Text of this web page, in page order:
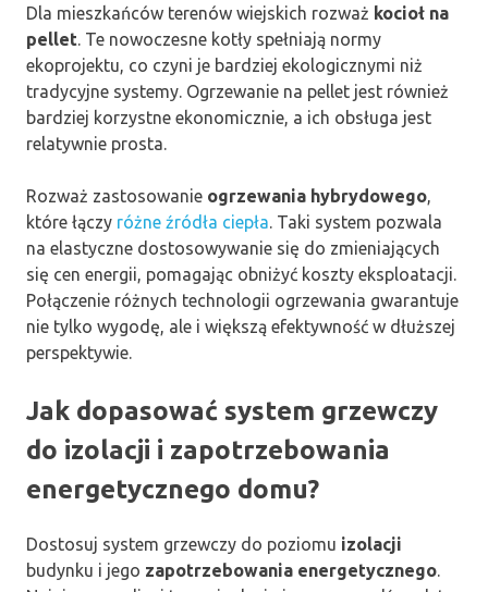
Dla mieszkańców terenów wiejskich rozważ kocioł na
pellet . Te nowoczesne kotły spełniają normy
ekoprojektu, co czyni je bardziej ekologicznymi niż
tradycyjne systemy. Ogrzewanie na pellet jest również
bardziej korzystne ekonomicznie, a ich obsługa jest
relatywnie prosta.
Rozważ zastosowanie ogrzewania hybrydowego
które łączy różne źródła ciepła . Taki system pozwala
na elastyczne dostosowywanie się do zmieniających
się cen energii, pomagając obniżyć koszty eksploatacji.
Połączenie różnych technologii ogrzewania gwarantuje
nie tylko wygodę, ale i większą efektywność w dłuższej
perspektywie.
Jak dopasować system grzewczy
do izolacji i zapotrzebowania
energetycznego domu?
Dostosuj system grzewczy do poziomu izolacji
budynku i jego zapotrzebowania energetycznego